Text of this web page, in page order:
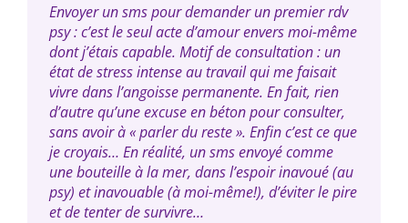
Envoyer un sms pour demander un premier rdv
psy : c’est le seul acte d’amour envers moi-même
dont j’étais capable. Motif de consultation : un
état de stress intense au travail qui me faisait
vivre dans l’angoisse permanente. En fait, rien
d’autre qu’une excuse en béton pour consulter,
sans avoir à « parler du reste ». Enfin c’est ce que
je croyais… En réalité, un sms envoyé comme
une bouteille à la mer, dans l’espoir inavoué (au
psy) et inavouable (à moi-même!), d’éviter le pire
et de tenter de survivre…